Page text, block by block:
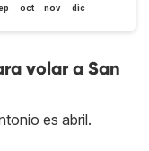
oct nov dic
volar a San
es abril.